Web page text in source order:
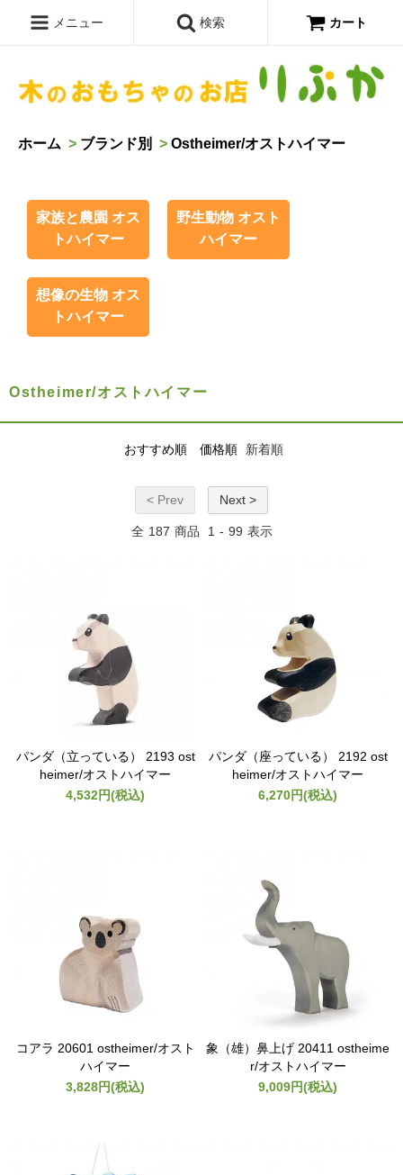
メニュー 検索 カート
ホーム > ブランド別 > Ostheimer/オストハイマー
家族と農園 オス
トハイマー
野生動物 オスト
ハイマー
想像の生物 オス
トハイマー
Ostheimer/オストハイマー
おすすめ順 価格順 新着順
< Prev Next >
全 187 商品 1 - 99 表示
パンダ（立っている） 2193 ost
heimer/オストハイマー
4,532円(税込)
パンダ（座っている） 2192 ost
heimer/オストハイマー
6,270円(税込)
コアラ 20601 ostheimer/オスト
ハイマー
3,828円(税込)
象（雄）鼻上げ 20411 ostheime
r/オストハイマー
9,009円(税込)